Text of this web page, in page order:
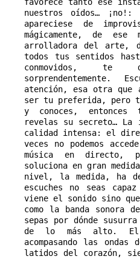
nuestros oídos… ¡no!:
apareciese de
mágicamente, de
arrolladora del arte,
todos tus sentidos
conmovidos,
sorprendentemente.
atención, esa otra que
ser tu preferida, pero
y conoces,
revelas su secreto…
calidad intensa: el
veces no podemos
música en directo,
soluciona en gran
nivel, la medida, ha
escuches no seas
viene el sonido sino
como la banda sonora
sepas por dónde
de lo más alto. El
acompasando las
latidos del corazón,